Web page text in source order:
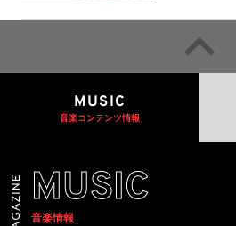
MUSIC
音楽コンテンツ情報
MUSIC
音楽情報